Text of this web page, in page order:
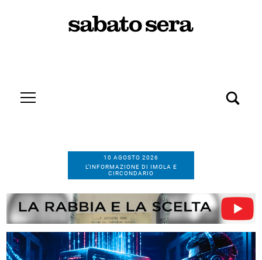
10 AGOSTO 2026
L’INFORMAZIONE DI IMOLA E
CIRCONDARIO